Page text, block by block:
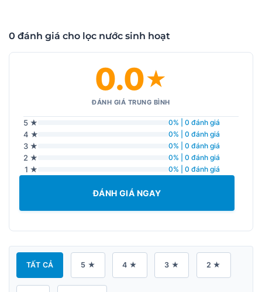
0 đánh giá cho lọc nước sinh hoạt
0.0★
ĐÁNH GIÁ TRUNG BÌNH
5 ★ 0% | 0 đánh giá
4 ★ 0% | 0 đánh giá
3 ★ 0% | 0 đánh giá
2 ★ 0% | 0 đánh giá
1 ★ 0% | 0 đánh giá
ĐÁNH GIÁ NGAY
TẤT CẢ 5 ★ 4 ★ 3 ★ 2 ★